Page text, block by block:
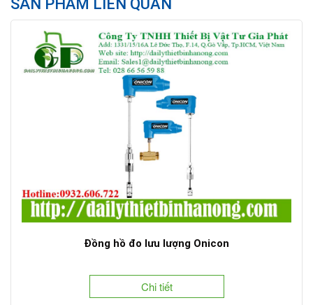
SẢN PHẨM LIÊN QUAN
Đồng hồ đo lưu lượng Onicon
Chi tiết